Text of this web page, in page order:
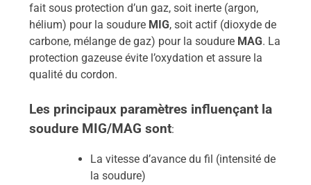
fait sous protection d’un gaz, soit inerte (argon,
hélium) pour la soudure MIG, soit actif (dioxyde de
carbone, mélange de gaz) pour la soudure MAG. La
protection gazeuse évite l’oxydation et assure la
qualité du cordon.
Les principaux paramètres influençant la
soudure MIG/MAG sont:
La vitesse d’avance du fil (intensité de
la soudure)